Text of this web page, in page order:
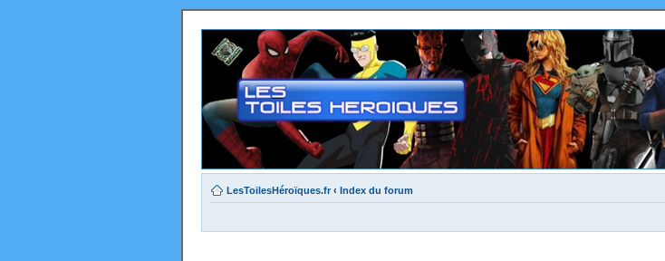
LesToilesHéroïques.fr ‹ Index du forum